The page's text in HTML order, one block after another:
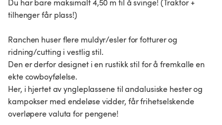
Du har bare maksimalt 4,50 m til å svinge! (Traktor +
tilhenger får plass!)
Ranchen huser flere muldyr/esler for fotturer og
ridning/cutting i vestlig stil.
Den er derfor designet i en rustikk stil for å fremkalle en
ekte cowboyfølelse.
Her, i hjertet av yngleplassene til andalusiske hester og
kampokser med endeløse vidder, får frihetselskende
overløpere valuta for pengene!